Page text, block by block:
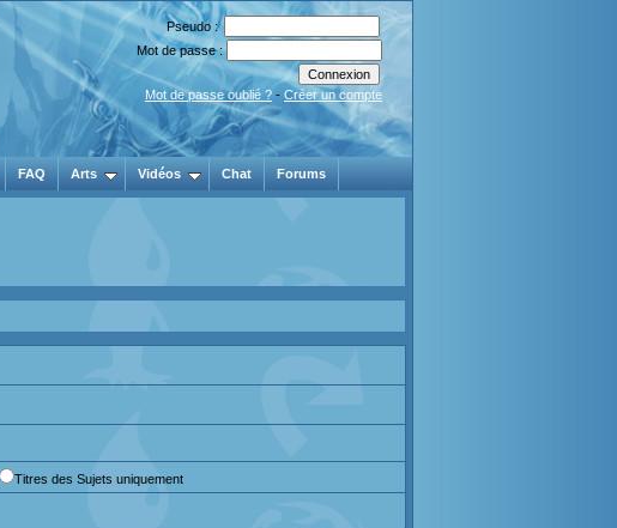
Pseudo :
Mot de passe :
Mot de passe oublié ? - Créer un compte
FAQ Arts Vidéos Chat Forums
Titres des Sujets uniquement